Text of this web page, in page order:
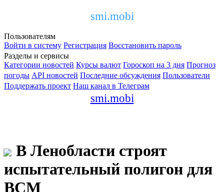
smi.mobi
Пользователям
Войти в систему Регистрация Восстановить пароль
Разделы и сервисы
Категории новостей Курсы валют Гороскоп на 3 дня Прогноз
погоды API новостей Последние обсуждения Пользователи
Поддержать проект Наш канал в Телеграм
smi.mobi
В Ленобласти строят
испытательный полигон для
ВСМ